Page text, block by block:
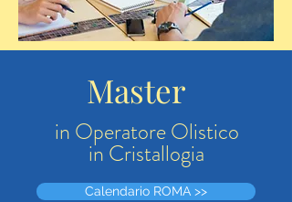
Master
in Operatore Olistico
in Cristallogia
Calendario ROMA >>